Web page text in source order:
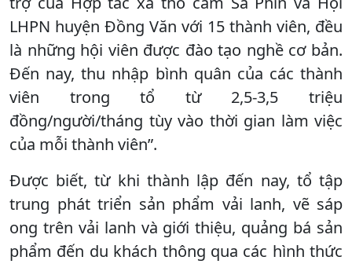
LHPN huyện Đồng Văn với 15 thành viên, đều
là những hội viên được đào tạo nghề cơ bản.
Đến nay, thu nhập bình quân của các thành
viên trong tổ từ 2,5-3,5 triệu
đồng/người/tháng tùy vào thời gian làm việc
của mỗi thành viên”.
Được biết, từ khi thành lập đến nay, tổ tập
trung phát triển sản phẩm vải lanh, vẽ sáp
ong trên vải lanh và giới thiệu, quảng bá sản
phẩm đến du khách thông qua các hình thức